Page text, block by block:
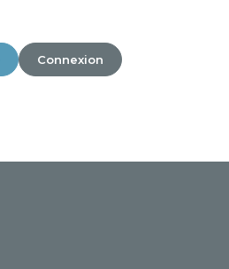
Connexion